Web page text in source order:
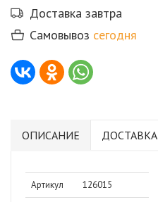
Доставка завтра
Самовывоз сегодня
ОПИСАНИЕ ДОСТАВКА
Артикул 126015